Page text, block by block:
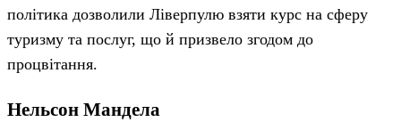
політика дозволили Ліверпулю взяти курс на сферу
туризму та послуг, що й призвело згодом до
процвітання.
Нельсон Мандела